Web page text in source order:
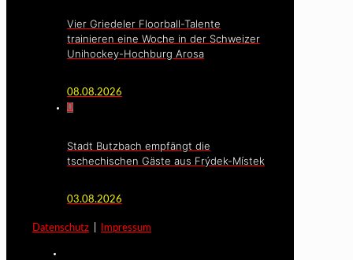
Vier Griedeler Floorball-Talente
trainieren eine Woche in der Schweizer
Unihockey-Hochburg Arosa
08.08.2026
0
Stadt Butzbach empfängt die
tschechischen Gäste aus Frýdek-Místek
03.08.2026
Datenschutz Impressum